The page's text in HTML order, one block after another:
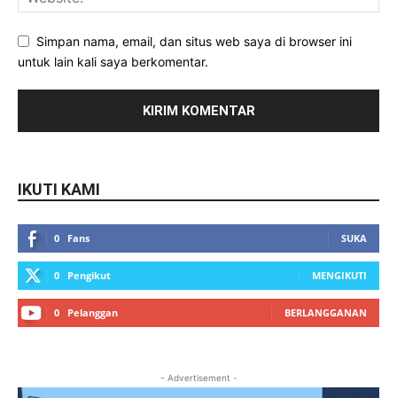
Simpan nama, email, dan situs web saya di browser ini
untuk lain kali saya berkomentar.
IKUTI KAMI
0 Fans SUKA
0 Pengikut MENGIKUTI
0 Pelanggan BERLANGGANAN
- Advertisement -